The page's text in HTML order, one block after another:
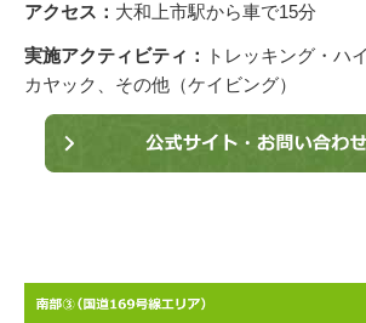
アクセス： 大和上市駅から車で15分
実施アクティビティ：
トレッキング・ハ
カヤック、その他（ケイビング）